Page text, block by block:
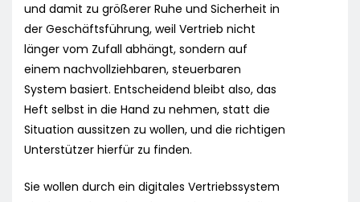
und damit zu größerer Ruhe und Sicherheit in
der Geschäftsführung, weil Vertrieb nicht
länger vom Zufall abhängt, sondern auf
einem nachvollziehbaren, steuerbaren
System basiert. Entscheidend bleibt also, das
Heft selbst in die Hand zu nehmen, statt die
Situation aussitzen zu wollen, und die richtigen
Unterstützer hierfür zu finden.
Sie wollen durch ein digitales Vertriebssystem